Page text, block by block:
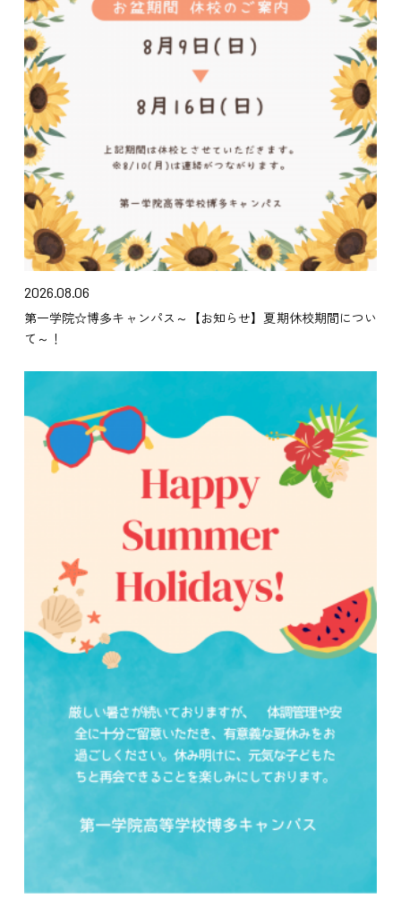
2026.08.06
第一学院☆博多キャンパス～【お知らせ】夏期休校期間につい
て～！